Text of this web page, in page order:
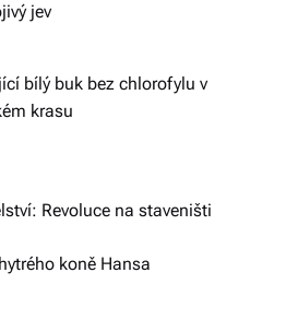
jev
bílý buk bez chlorofylu v
krasu
Revoluce na staveništi
koně Hansa